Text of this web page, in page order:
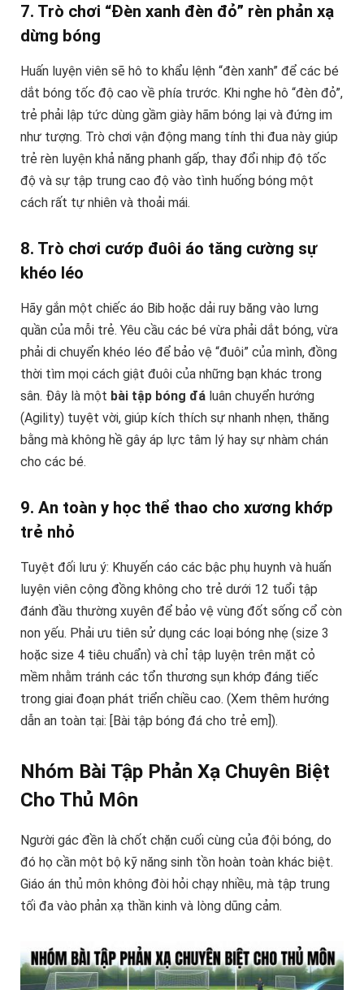
7. Trò chơi “Đèn xanh đèn đỏ” rèn phản xạ
dừng bóng
Huấn luyện viên sẽ hô to khẩu lệnh “đèn xanh” để các bé
dắt bóng tốc độ cao về phía trước. Khi nghe hô “đèn đỏ”,
trẻ phải lập tức dùng gầm giày hãm bóng lại và đứng im
như tượng. Trò chơi vận động mang tính thi đua này giúp
trẻ rèn luyện khả năng phanh gấp, thay đổi nhịp độ tốc
độ và sự tập trung cao độ vào tình huống bóng một
cách rất tự nhiên và thoải mái.
8. Trò chơi cướp đuôi áo tăng cường sự
khéo léo
Hãy gắn một chiếc áo Bib hoặc dải ruy băng vào lưng
quần của mỗi trẻ. Yêu cầu các bé vừa phải dắt bóng, vừa
phải di chuyển khéo léo để bảo vệ “đuôi” của mình, đồng
thời tìm mọi cách giật đuôi của những bạn khác trong
sân. Đây là một bài tập bóng đá luân chuyển hướng
(Agility) tuyệt vời, giúp kích thích sự nhanh nhẹn, thăng
bằng mà không hề gây áp lực tâm lý hay sự nhàm chán
cho các bé.
9. An toàn y học thể thao cho xương khớp
trẻ nhỏ
Tuyệt đối lưu ý: Khuyến cáo các bậc phụ huynh và huấn
luyện viên cộng đồng không cho trẻ dưới 12 tuổi tập
đánh đầu thường xuyên để bảo vệ vùng đốt sống cổ còn
non yếu. Phải ưu tiên sử dụng các loại bóng nhẹ (size 3
hoặc size 4 tiêu chuẩn) và chỉ tập luyện trên mặt cỏ
mềm nhằm tránh các tổn thương sụn khớp đáng tiếc
trong giai đoạn phát triển chiều cao. (Xem thêm hướng
dẫn an toàn tại: [Bài tập bóng đá cho trẻ em]).
Nhóm Bài Tập Phản Xạ Chuyên Biệt
Cho Thủ Môn
Người gác đền là chốt chặn cuối cùng của đội bóng, do
đó họ cần một bộ kỹ năng sinh tồn hoàn toàn khác biệt.
Giáo án thủ môn không đòi hỏi chạy nhiều, mà tập trung
tối đa vào phản xạ thần kinh và lòng dũng cảm.